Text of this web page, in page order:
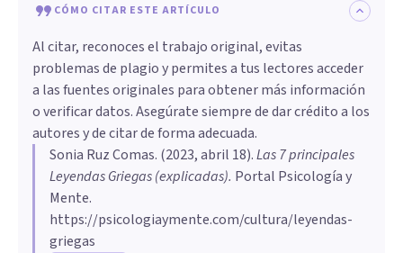
CÓMO CITAR ESTE ARTÍCULO
Al citar, reconoces el trabajo original, evitas
problemas de plagio y permites a tus lectores acceder
a las fuentes originales para obtener más información
o verificar datos. Asegúrate siempre de dar crédito a los
autores y de citar de forma adecuada.
Sonia Ruz Comas. (2023, abril 18).Las 7 principales
Leyendas Griegas (explicadas). Portal Psicología y
Mente.
https://psicologiaymente.com/cultura/leyendas-
griegas